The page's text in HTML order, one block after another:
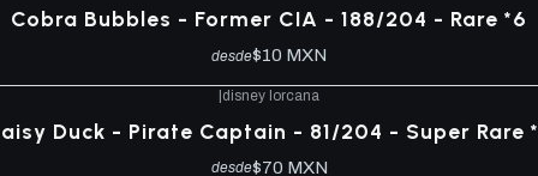
Cobra Bubbles - Former CIA - 188/204 - Rare *6
desde$10 MXN
disney lorcana
Duck - Pirate Captain - 81/204 - Super Rare
desde$70 MXN